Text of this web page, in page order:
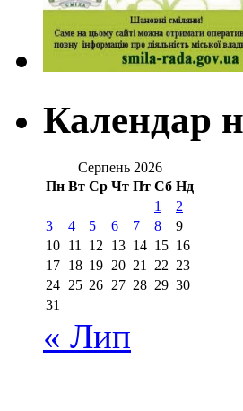
Календар
Серпень 2026
Пн Вт Ср Чт Пт Сб Нд
1
2
3
4 5 6 7 8
9
10 11 12 13 14 15 16
17 18 19 20 21 22 23
24 25 26 27 28 29 30
31
« Лип